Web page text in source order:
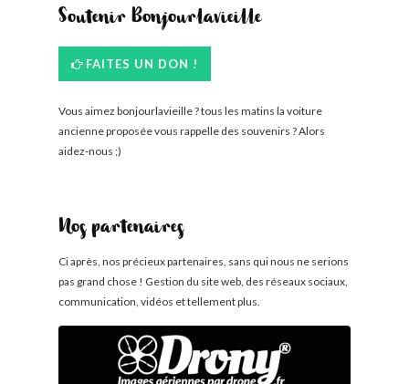
Soutenir Bonjourlavieille
FAITES UN DON !
Vous aimez bonjourlavieille ? tous les matins la voiture
ancienne proposée vous rappelle des souvenirs ? Alors
aidez-nous ;)
Nos partenaires
Ci après, nos précieux partenaires, sans qui nous ne serions
pas grand chose ! Gestion du site web, des réseaux sociaux,
communication, vidéos et tellement plus.